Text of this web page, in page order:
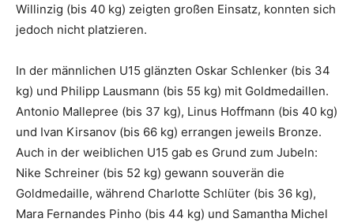
Willinzig (bis 40 kg) zeigten großen Einsatz, konnten sich
jedoch nicht platzieren.
In der männlichen U15 glänzten Oskar Schlenker (bis 34
kg) und Philipp Lausmann (bis 55 kg) mit Goldmedaillen.
Antonio Mallepree (bis 37 kg), Linus Hoffmann (bis 40 kg)
und Ivan Kirsanov (bis 66 kg) errangen jeweils Bronze.
Auch in der weiblichen U15 gab es Grund zum Jubeln:
Nike Schreiner (bis 52 kg) gewann souverän die
Goldmedaille, während Charlotte Schlüter (bis 36 kg),
Mara Fernandes Pinho (bis 44 kg) und Samantha Michel